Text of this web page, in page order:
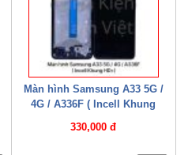
Màn hình Samsung A33 5G /
4G / A336F ( Incell Khung
330,000 đ